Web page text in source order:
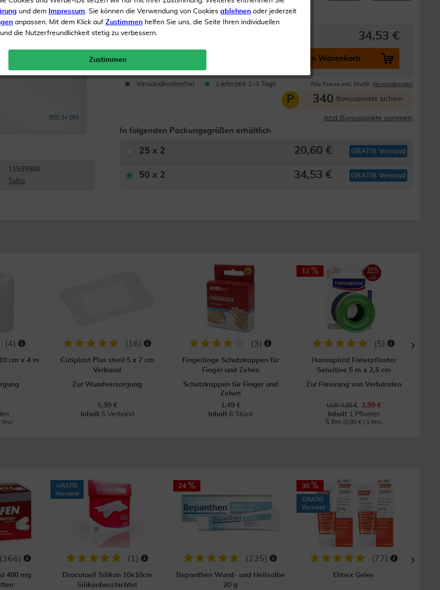
Zur Wundversorgung
11535968
ToRa
Inhalt 50 x 2 Kompressen 34,53 €
In den Warenkorb
Versandkostenfrei Lieferzeit 1-3 Tage Alle Preise inkl. MwSt. Versandkosten
P 340 Bonuspunkte sichern
Jetzt Bonuspunkte sammeln
In folgenden Packungsgrößen erhältlich
25 x 2 20,60 € GRATIS Versand
50 x 2 34,53 € GRATIS Versand
(4)
cm x 4 m
lfm)
( 16)
Cutiplast Plus steril 5 x 7 cm
Verband
Zur Wundversorgung
5,99 €
Inhalt 5 Verband
(3)
Fingerlinge Schutzkappen für
Finger und Zehen
Schutzkappen für Finger und
Zehen
1,49 €
Inhalt 6 Stück
12
(5)
Hansaplast Fixierpflaster
Sensitive 5 m x 2,5 cm
Zur Fixierung von Verbänden
UVP 4,55 €
3,99 €
Inhalt 1 Pflaster
5 lfm (0,80 € / 1 lfm)
(366)
400 mg
GRATIS
Versand
( 1 )
Dracotuell Silikon 10x10cm
Silikonbeschichtet
24
(235)
Bepanthen Wund- und Heilsalbe
20 g
38
GRATIS
Versand
( 77 )
Elmex Gelee
und dem Impressum. Sie können die Verwendung von Cookies ablehnen oder jederzeit
anpassen. Mit dem Klick auf Zustimmen helfen Sie uns, die Seite Ihren individuellen
die Nutzerfreundlichkeit stetig zu verbessern.
Zustimmen